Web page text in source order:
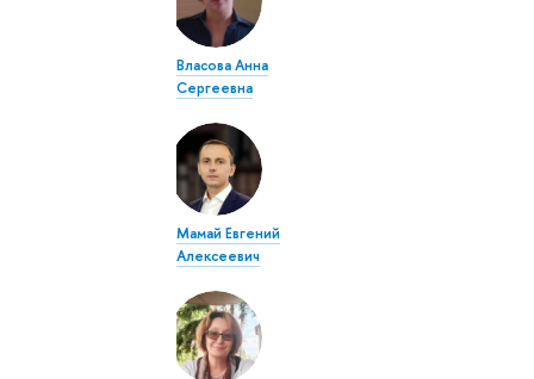
Власова Анна
Сергеевна
Мамай Евгений
Алексеевич